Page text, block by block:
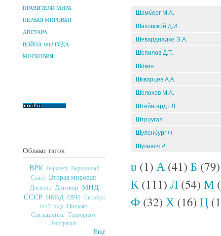
ПРАВИТЕЛИ МИРА
ПЕРВАЯ МИРОВАЯ
АПСУАРА
ВОЙНА 1812 ГОДА
МОСКОВИЯ
Облако тэгов
ВРК Вермахт Верховный
Совет Вторая мировая
Дневник Договор МИД
СССР НКВД ОУН Октябрь
1917 года Письмо
Соглашение Терроризм
Эмиграция
Ещё
Шамберг М.А.
Шаховской Д.И.
Шеварднадзе Э.А.
Шепилов Д.Т.
Шикин
Шкварцев А.А.
Шолохов М.А.
Штейнгардт Л.
Штроугал
Шуленбург Ф.
Шухевич Р.
u (1) А(41) Б
К (111) Л (54) М
Ф (32) Х (16) Ц